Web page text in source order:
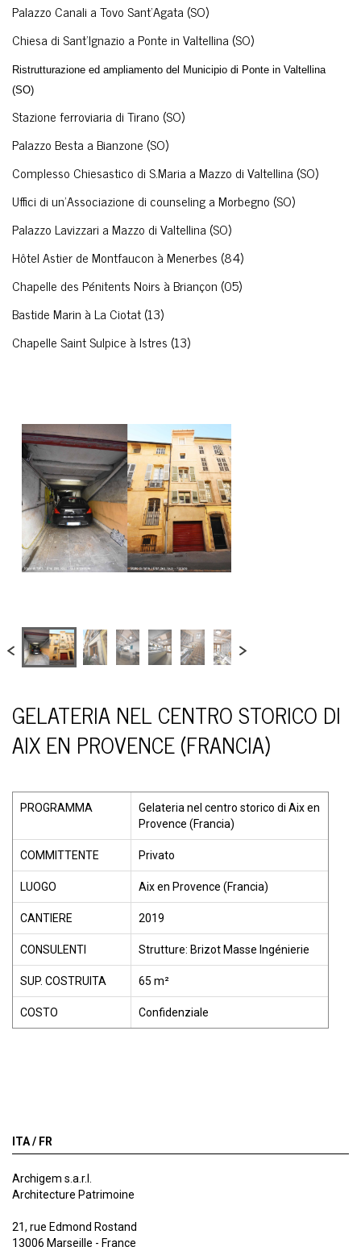
Palazzo Canali a Tovo Sant'Agata (SO)
Chiesa di Sant'Ignazio a Ponte in Valtellina (SO)
Ristrutturazione ed ampliamento del Municipio di Ponte in Valtellina
(SO)
Stazione ferroviaria di Tirano (SO)
Palazzo Besta a Bianzone (SO)
Complesso Chiesastico di S.Maria a Mazzo di Valtellina (SO)
Uffici di un'Associazione di counseling a Morbegno (SO)
Palazzo Lavizzari a Mazzo di Valtellina (SO)
Hôtel Astier de Montfaucon à Menerbes (84)
Chapelle des Pénitents Noirs à Briançon (05)
Bastide Marin à La Ciotat (13)
Chapelle Saint Sulpice à Istres (13)
GELATERIA NEL CENTRO STORICO DI
AIX EN PROVENCE (FRANCIA)
PROGRAMMA
Gelateria nel centro storico di Aix en
Provence (Francia)
COMMITTENTE Privato
LUOGO Aix en Provence (Francia)
CANTIERE 2019
CONSULENTI Strutture: Brizot Masse Ingénierie
SUP. COSTRUITA 65 m²
COSTO Confidenziale
ITA / FR
Archigem s.a.r.l.
Architecture Patrimoine
21, rue Edmond Rostand
13006 Marseille - France